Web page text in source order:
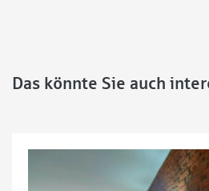
Das könnte Sie auch